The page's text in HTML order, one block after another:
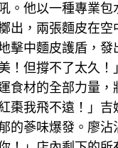
。他以一種專業
出，兩張麵皮在
擊中麵皮護盾，
！但撐不了太久
食材的全部力量
棗我飛不遠！」
的蔘味爆發。廖